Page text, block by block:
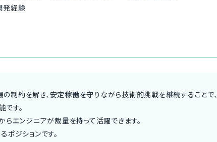
発経験
制約を解き、安定稼働を守りながら技術的挑戦を継続することで、
す。
エンジニアが裁量を持って活躍できます。
ポジションです。